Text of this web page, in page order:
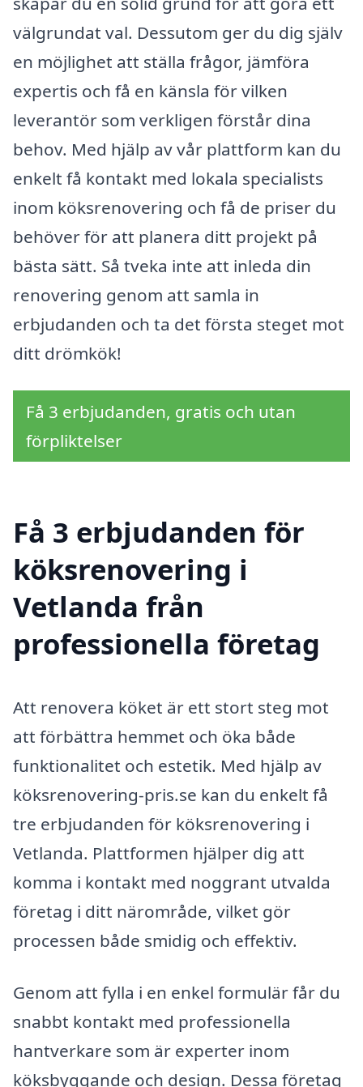
välgrundat val. Dessutom ger du dig själv
en möjlighet att ställa frågor, jämföra
expertis och få en känsla för vilken
leverantör som verkligen förstår dina
behov. Med hjälp av vår plattform kan du
enkelt få kontakt med lokala specialists
inom köksrenovering och få de priser du
behöver för att planera ditt projekt på
bästa sätt. Så tveka inte att inleda din
renovering genom att samla in
erbjudanden och ta det första steget mot
ditt drömkök!
Få 3 erbjudanden, gratis och utan
förpliktelser
Få 3 erbjudanden för
köksrenovering i
Vetlanda från
professionella företag
Att renovera köket är ett stort steg mot
att förbättra hemmet och öka både
funktionalitet och estetik. Med hjälp av
köksrenovering-pris.se kan du enkelt få
tre erbjudanden för köksrenovering i
Vetlanda. Plattformen hjälper dig att
komma i kontakt med noggrant utvalda
företag i ditt närområde, vilket gör
processen både smidig och effektiv.
Genom att fylla i en enkel formulär får du
snabbt kontakt med professionella
hantverkare som är experter inom
köksbyggande och design. Dessa företag